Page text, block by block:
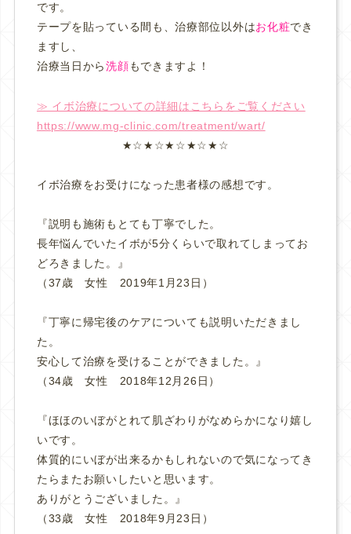
です。
テープを貼っている間も、治療部位以外はお化粧でき
ますし、
治療当日から洗顔もできますよ！
≫ イボ治療についての詳細はこちらをご覧ください
https://www.mg-clinic.com/treatment/wart/
★☆★☆★☆★☆★☆
イボ治療をお受けになった患者様の感想です。
『説明も施術もとても丁寧でした。
長年悩んでいたイボが5分くらいで取れてしまってお
どろきました。』
（37歳 女性 2019年1月23日）
『丁寧に帰宅後のケアについても説明いただきまし
た。
安心して治療を受けることができました。』
（34歳 女性 2018年12月26日）
『ほほのいぼがとれて肌ざわりがなめらかになり嬉し
いです。
体質的にいぼが出来るかもしれないので気になってき
たらまたお願いしたいと思います。
ありがとうございました。』
（33歳 女性 2018年9月23日）